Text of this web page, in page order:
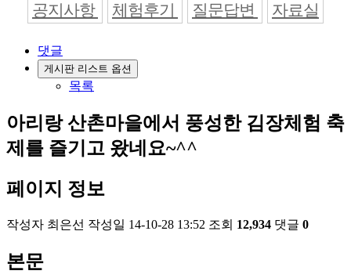
공지사항 체험후기 질문답변 자료실
댓글
게시판 리스트 옵션
목록
아리랑 산촌마을에서 풍성한 김장체험 축
제를 즐기고 왔네요~^^
페이지 정보
작성자 최은선 작성일 14-10-28 13:52 조회 12,934 댓글 0
본문